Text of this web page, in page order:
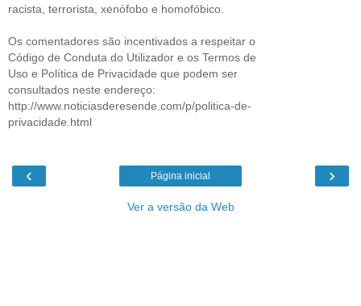
racista, terrorista, xenófobo e homofóbico.
Os comentadores são incentivados a respeitar o
Código de Conduta do Utilizador e os Termos de
Uso e Política de Privacidade que podem ser
consultados neste endereço:
http://www.noticiasderesende.com/p/politica-de-
privacidade.html
‹ ›
Página inicial
Ver a versão da Web